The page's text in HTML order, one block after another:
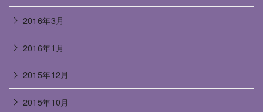
2016年3月
2016年1月
2015年12月
2015年10月